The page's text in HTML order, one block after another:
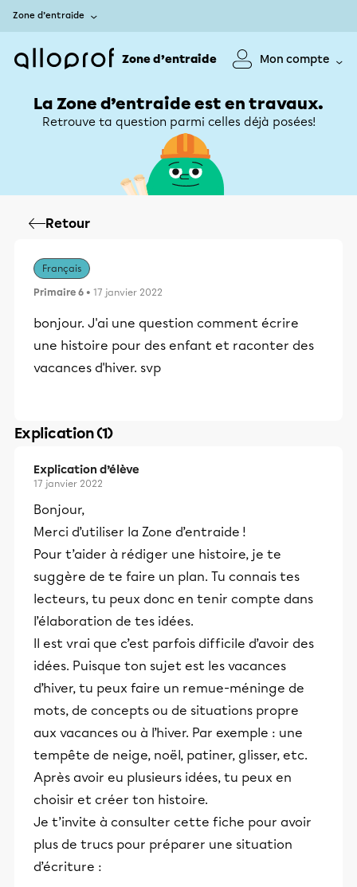
Zone d’entraide
Zone d’entraide Mon compte
La Zone d’entraide est en travaux.
Retrouve ta question parmi celles déjà posées!
Retour
Français
Primaire 6 • 17 janvier 2022
bonjour. J'ai une question comment écrire
une histoire pour des enfant et raconter des
vacances d'hiver. svp
Explication (1)
Explication d’élève
17 janvier 2022
Bonjour,
Merci d’utiliser la Zone d’entraide !
Pour t’aider à rédiger une histoire, je te
suggère de te faire un plan. Tu connais tes
lecteurs, tu peux donc en tenir compte dans
l’élaboration de tes idées.
Il est vrai que c’est parfois difficile d’avoir des
idées. Puisque ton sujet est les vacances
d’hiver, tu peux faire un remue-méninge de
mots, de concepts ou de situations propre
aux vacances ou à l’hiver. Par exemple : une
tempête de neige, noël, patiner, glisser, etc.
Après avoir eu plusieurs idées, tu peux en
choisir et créer ton histoire.
Je t’invite à consulter cette fiche pour avoir
plus de trucs pour préparer une situation
d’écriture :